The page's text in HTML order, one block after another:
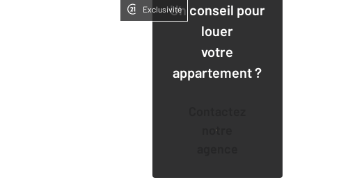
Un conseil pour
louer
votre
appartement ?
notre
Exclusivité